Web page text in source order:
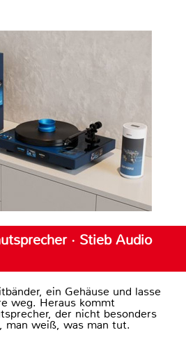
· Stieb Audio
ein Gehäuse und lasse
weg. Heraus kommt
der nicht besonders
man weiß, was man tut.